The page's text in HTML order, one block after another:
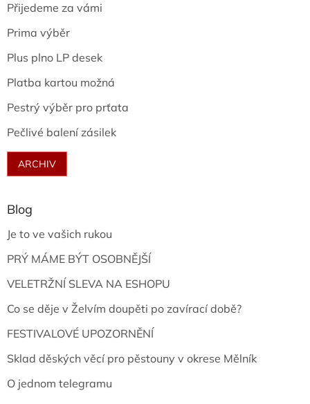
Přijedeme za vámi
Prima výběr
Plus plno LP desek
Platba kartou možná
Pestrý výběr pro prťata
Pečlivé balení zásilek
ARCHIV
Blog
Je to ve vašich rukou
PRÝ MÁME BÝT OSOBNĚJŠÍ
VELETRŽNÍ SLEVA NA ESHOPU
Co se děje v Želvím doupěti po zavírací době?
FESTIVALOVÉ UPOZORNĚNÍ
Sklad děských věcí pro pěstouny v okrese Mělník
O jednom telegramu